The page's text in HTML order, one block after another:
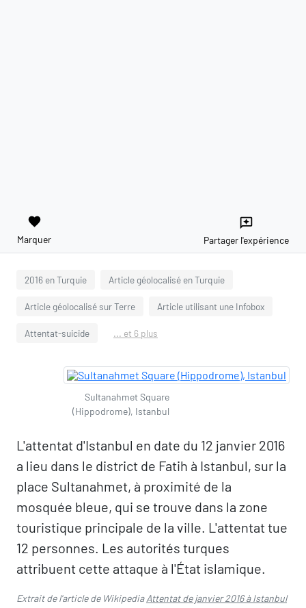
favorite
Marquer
reviews
Partager l'expérience
2016 en Turquie Article géolocalisé en Turquie
Article géolocalisé sur Terre Article utilisant une Infobox
Attentat-suicide ... et 6 plus
Sultanahmet Square
(Hippodrome), Istanbul
L'attentat d'Istanbul en date du 12 janvier 2016
a lieu dans le district de Fatih à Istanbul, sur la
place Sultanahmet, à proximité de la
mosquée bleue, qui se trouve dans la zone
touristique principale de la ville. L'attentat tue
12 personnes. Les autorités turques
attribuent cette attaque à l'État islamique.
Extrait de l'article de WikipediaAttentat de janvier 2016 à Istanbul